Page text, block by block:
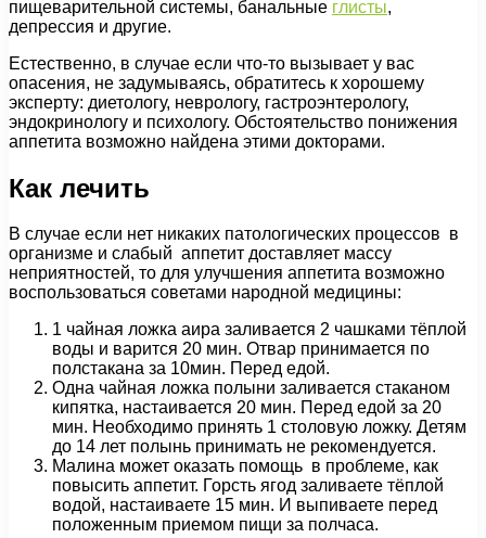
пищеварительной системы, банальные глисты,
депрессия и другие.
Естественно, в случае если что-то вызывает у вас
опасения, не задумываясь, обратитесь к хорошему
эксперту: диетологу, неврологу, гастроэнтерологу,
эндокринологу и психологу. Обстоятельство понижения
аппетита возможно найдена этими докторами.
Как лечить
В случае если нет никаких патологических процессов в
организме и слабый аппетит доставляет массу
неприятностей, то для улучшения аппетита возможно
воспользоваться советами народной медицины:
1 чайная ложка аира заливается 2 чашками тёплой
воды и варится 20 мин. Отвар принимается по
полстакана за 10мин. Перед едой.
Одна чайная ложка полыни заливается стаканом
кипятка, настаивается 20 мин. Перед едой за 20
мин. Необходимо принять 1 столовую ложку. Детям
до 14 лет полынь принимать не рекомендуется.
Малина может оказать помощь в проблеме, как
повысить аппетит. Горсть ягод заливаете тёплой
водой, настаиваете 15 мин. И выпиваете перед
положенным приемом пищи за полчаса.